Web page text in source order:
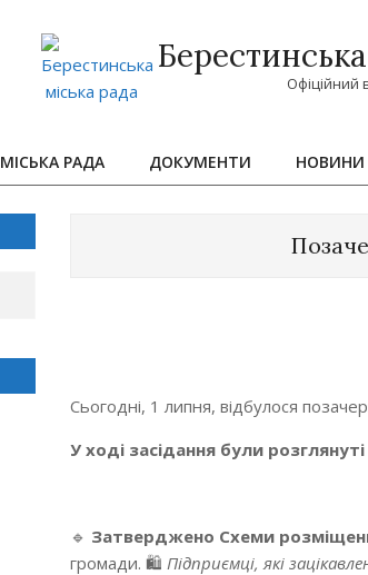
Офіційний
Primary
МІСЬКА РАДА ДОКУМЕНТИ НОВИНИ
Сьогодні, 1 липня, відбулося
У ході засідання були
🔹 Затверджено Схеми
громади. 🛍 Підприємці, які